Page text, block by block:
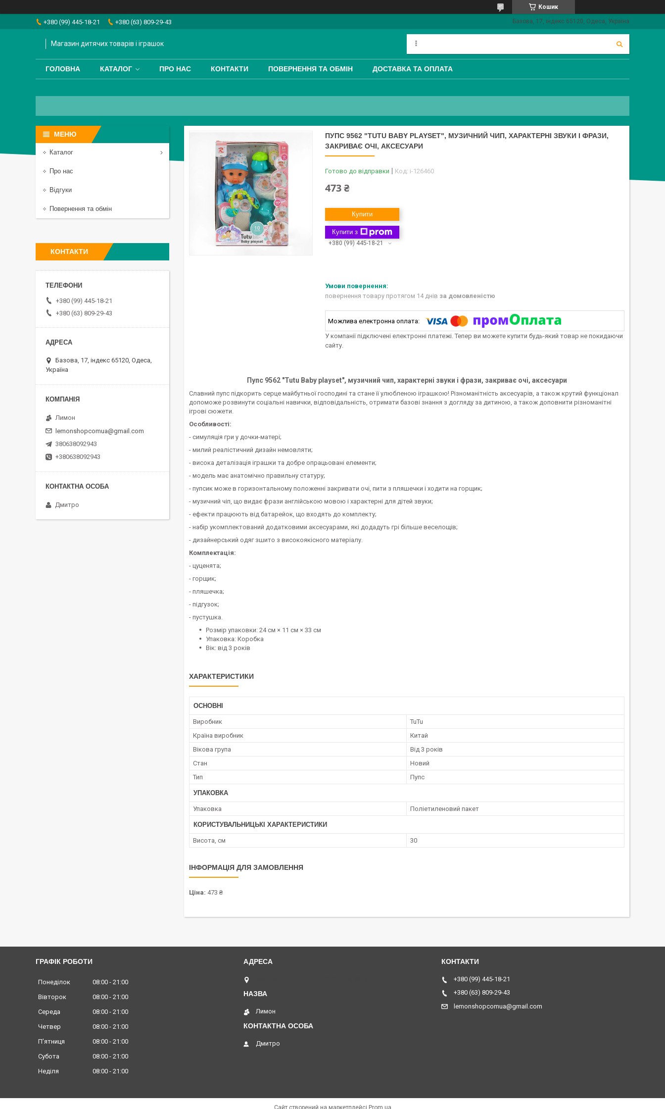
Кошик
+380 (99) 445-18-21 +380 (63) 809-29-43 Базова, 17, індекс 65120, Одеса, Україна
Магазин дитячих товарів і іграшок
ГОЛОВНА КАТАЛОГ ПРО НАС КОНТАКТИ ПОВЕРНЕННЯ ТА ОБМІН ДОСТАВКА ТА ОПЛАТА
ПУПС 9562 "TUTU BABY PLAYSET", МУЗИЧНИЙ ЧИП, ХАРАКТЕРНІ ЗВУКИ І ФРАЗИ,
ЗАКРИВАЄ ОЧІ, АКСЕСУАРИ
Готово до відправки Код: i-126460
473 ₴
Купити
Купити з
+380 (99) 445-18-21
повернення товару протягом 14 днів за домовленістю
У компанії підключені електронні платежі. Тепер ви можете купити будь-який товар не покидаючи
сайту.
Пупс 9562 "Tutu Baby playset", музичний чип, характерні звуки і фрази, закриває очі, аксесуари
Славний пупс підкорить серце майбутньої господині та стане її улюбленою іграшкою! Різноманітність аксесуарів, а також крутий функціонал
допоможе розвинути соціальні навички, відповідальність, отримати базові знання з догляду за дитиною, а також доповнити різноманітні
ігрові сюжети.
Особливості:
- симуляція гри у дочки-матері;
- милий реалістичний дизайн немовляти;
- висока деталізація іграшки та добре опрацьовані елементи;
- модель має анатомічно правильну статуру;
- пупсик може в горизонтальному положенні закривати очі, пити з пляшечки і ходити на горщик;
- музичний чіп, що видає фрази англійською мовою і характерні для дітей звуки;
- ефекти працюють від батарейок, що входять до комплекту;
- набір укомплектований додатковими аксесуарами, які додадуть грі більше веселощів;
- дизайнерський одяг зшито з високоякісного матеріалу.
Комплектація:
- цуценята;
- горщик;
- пляшечка;
- підгузок;
- пустушка.
Розмір упаковки: 24 см × 11 см × 33 см
Упаковка: Коробка
Вік: від 3 років
ХАРАКТЕРИСТИКИ
ОСНОВНІ
Виробник
TuTu
Країна виробник
Китай
Вікова група
Від 3 років
Стан
Новий
Тип
Пупс
УПАКОВКА
Упаковка Поліетиленовий пакет
КОРИСТУВАЛЬНИЦЬКІ ХАРАКТЕРИСТИКИ
Висота, см 30
ІНФОРМАЦІЯ ДЛЯ ЗАМОВЛЕННЯ
Ціна: 473 ₴
Каталог
Про нас
Відгуки
Повернення та обмін
КОНТАКТИ
+380 (99) 445-18-21
+380 (63) 809-29-43
Базова, 17, індекс 65120, Одеса,
Україна
Лимон
lemonshopcomua@gmail.com
380638092943
+380638092943
Дмитро
ГРАФІК РОБОТИ
Понеділок 08:00
21:00
Вівторок
08:00
21:00
Середа
08:00
21:00
Четвер
08:00
21:00
Пʼятниця
08:00
21:00
Субота
08:00
21:00
Неділя
08:00 21:00
Лимон
Дмитро
+380 (99) 445-18-21
+380 (63) 809-29-43
lemonshopcomua@gmail.com
Сайт створений на маркетплейсі Prom.ua